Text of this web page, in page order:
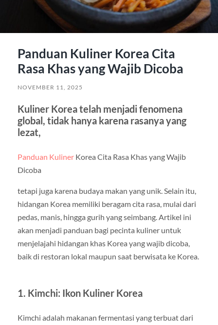
Panduan Kuliner Korea Cita
Rasa Khas yang Wajib Dicoba
NOVEMBER 11, 2025
Kuliner Korea telah menjadi fenomena
global, tidak hanya karena rasanya yang
lezat,
Panduan KulinerKorea Cita Rasa Khas yang Wajib
Dicoba
tetapi juga karena budaya makan yang unik. Selain itu,
hidangan Korea memiliki beragam cita rasa, mulai dari
pedas, manis, hingga gurih yang seimbang. Artikel ini
akan menjadi panduan bagi pecinta kuliner untuk
menjelajahi hidangan khas Korea yang wajib dicoba,
baik di restoran lokal maupun saat berwisata ke Korea.
1. Kimchi: Ikon Kuliner Korea
Kimchi adalah makanan fermentasi yang terbuat dari